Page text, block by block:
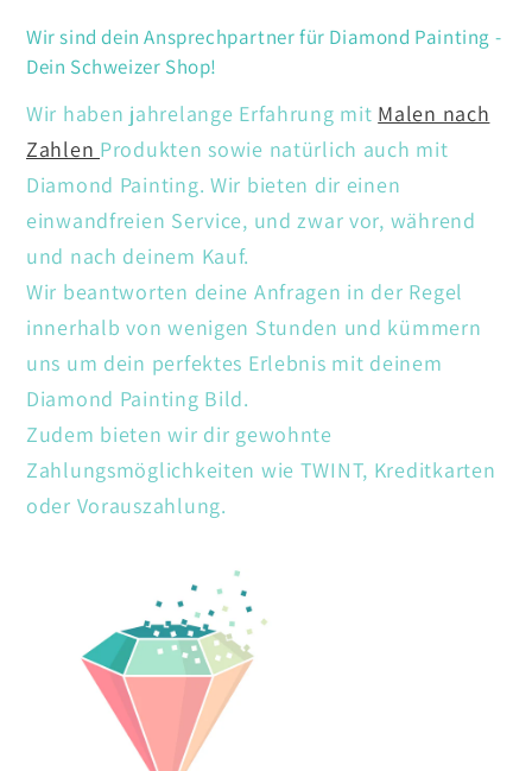
Wir sind dein Ansprechpartner für Diamond Painting -
Dein Schweizer Shop!
Wir haben jahrelange Erfahrung mit Malen nach
Zahlen Produkten sowie natürlich auch mit
Diamond Painting. Wir bieten dir einen
einwandfreien Service, und zwar vor, während
und nach deinem Kauf.
Wir beantworten deine Anfragen in der Regel
innerhalb von wenigen Stunden und kümmern
uns um dein perfektes Erlebnis mit deinem
Diamond Painting Bild.
Zudem bieten wir dir gewohnte
Zahlungsmöglichkeiten wie TWINT, Kreditkarten
oder Vorauszahlung.